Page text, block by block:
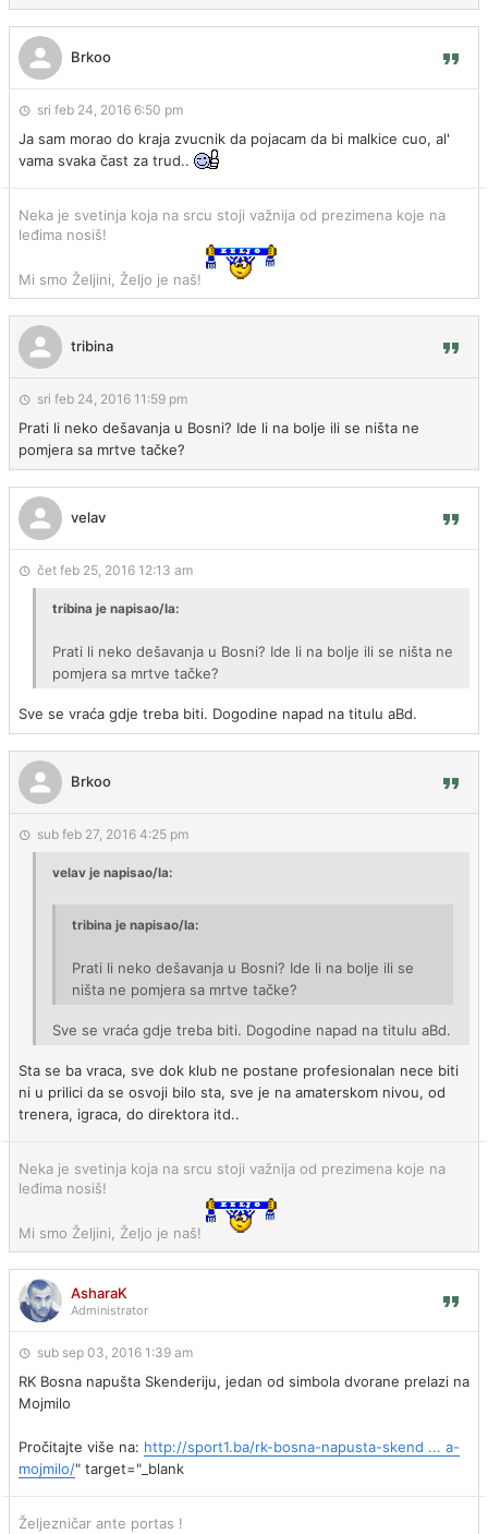
Brkoo
sri feb 24, 2016 6:50 pm
Ja sam morao do kraja zvucnik da pojacam da bi malkice cuo, al'
vama svaka čast za trud..
Neka je svetinja koja na srcu stoji važnija od prezimena koje na
leđima nosiš!
Mi smo Željini, Željo je naš!
tribina
sri feb 24, 2016 11:59 pm
Prati li neko dešavanja u Bosni? Ide li na bolje ili se ništa ne
pomjera sa mrtve tačke?
velav
čet feb 25, 2016 12:13 am
tribina je napisao/la:
Prati li neko dešavanja u Bosni? Ide li na bolje ili se ništa ne
pomjera sa mrtve tačke?
Sve se vraća gdje treba biti. Dogodine napad na titulu aBd.
Brkoo
sub feb 27, 2016 4:25 pm
velav je napisao/la:
tribina je napisao/la:
Prati li neko dešavanja u Bosni? Ide li na bolje ili se
ništa ne pomjera sa mrtve tačke?
Sve se vraća gdje treba biti. Dogodine napad na titulu aBd.
Sta se ba vraca, sve dok klub ne postane profesionalan nece biti
ni u prilici da se osvoji bilo sta, sve je na amaterskom nivou, od
trenera, igraca, do direktora itd..
Neka je svetinja koja na srcu stoji važnija od prezimena koje na
leđima nosiš!
Mi smo Željini, Željo je naš!
AsharaK
Administrator
sub sep 03, 2016 1:39 am
RK Bosna napušta Skenderiju, jedan od simbola dvorane prelazi na
Mojmilo
Pročitajte više na: http://sport1.ba/rk-bosna-napusta-skend ... a-
mojmilo/" target="_blank
Željezničar ante portas !